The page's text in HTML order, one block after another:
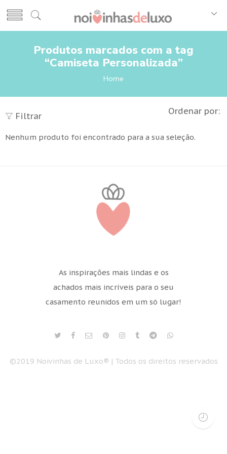
Produtos marcados com a tag
“Camiseta Personalizada”
Home
Filtrar Ordenar por:
Nenhum produto foi encontrado para a sua seleção.
As inspirações mais lindas e os
achados mais incríveis para o seu
casamento reunidos em um só lugar!
©2019 Noivinhas de Luxo® | Todos os direitos reservados